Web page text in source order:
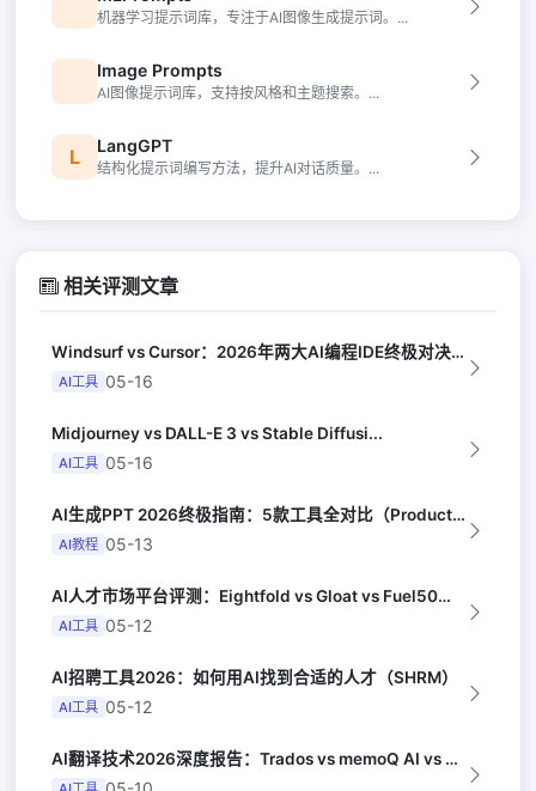
机器学习提示词库，专注于AI图像生成提示词。...
Image Prompts
AI图像提示词库，支持按风格和主题搜索。...
L LangGPT
结构化提示词编写方法，提升AI对话质量。...
相关评测文章
Windsurf vs Cursor：2026年两大AI编程IDE终极对决实测（...
AI工具 05-16
Midjourney vs DALL-E 3 vs Stable Diffusi...
AI工具 05-16
AI生成PPT 2026终极指南：5款工具全对比（Productivity Hu...
AI教程 05-13
AI人才市场平台评测：Eightfold vs Gloat vs Fuel50（...
AI工具 05-12
AI招聘工具2026：如何用AI找到合适的人才（SHRM）
AI工具 05-12
AI翻译技术2026深度报告：Trados vs memoQ AI vs Phr...